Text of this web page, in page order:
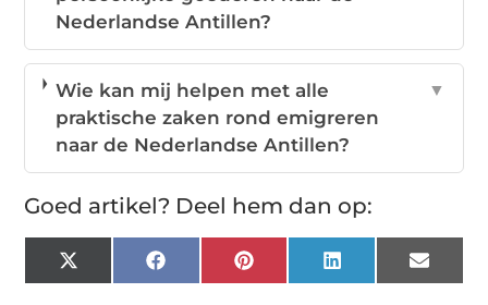
Nederlandse Antillen?
Wie kan mij helpen met alle
praktische zaken rond emigreren
naar de Nederlandse Antillen?
▼
Goed artikel? Deel hem dan op:
X
(Twitter)
FacebookPinterest LinkedIn Email